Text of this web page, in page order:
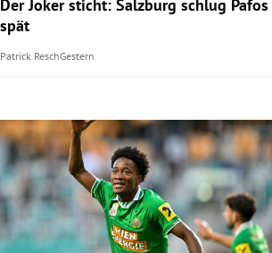
Der Joker sticht: Salzburg schlug
spät
Patrick ReschGestern